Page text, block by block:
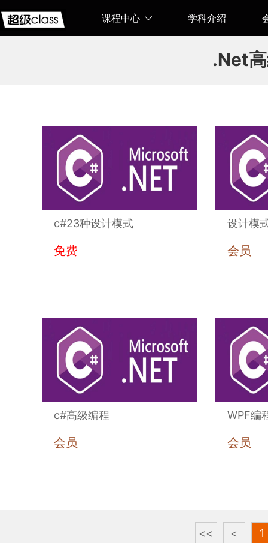
训、.NET、
短视频
运营、
Python、
JAVA、
培训、
新媒体
运营培
训、产
课程中心 学科介绍
.Net
c#23种设计模式
免费
设计模
会员
c#高级编程
会员
WPF编
会员
<< < 1